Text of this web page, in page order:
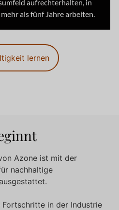
aufrechterhalten, in
als fünf Jahre arbeiten.
lernen
Azone ist mit der
nachhaltige
Fortschritte in der Industrie